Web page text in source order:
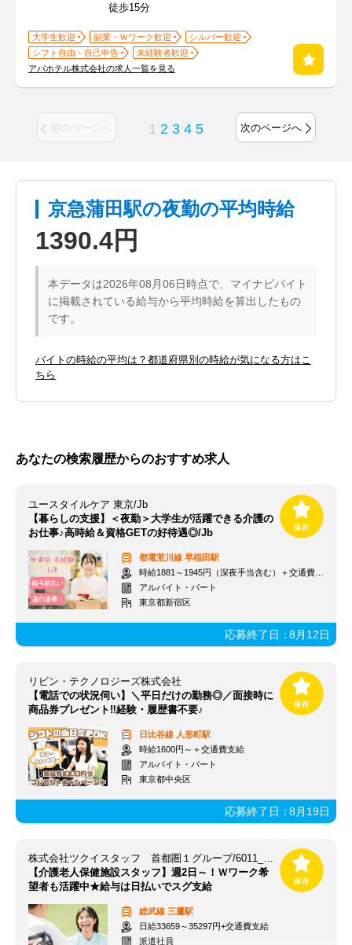
徒歩15分
大学生歓迎 副業・Ｗワーク歓迎
シルバー歓迎
シフト自由・自己申告
未経験者歓迎
アパホテル株式会社の求人一覧を見る
前のページへ 1 2 3 4 5 次のページへ
京急蒲田駅の夜勤の平均時給
1390.4円
本データは2026年08月06日時点で、マイナビバイト
に掲載されている給与から平均時給を算出したもの
です。
バイトの時給の平均は？都道府県別の時給が気になる方はこ
ちら
あなたの検索履歴からのおすすめ求人
ユースタイルケア 東京/Jb
【暮らしの支援】＜夜勤＞大学生が活躍できる介護の
お仕事♪高時給＆資格GETの好待遇◎/Jb
都電荒川線 早稲田駅
時給1881～1945円（深夜手当含む）＋交通費支給
アルバイト・パート
東京都新宿区
応募終了日：8月12日
リビン・テクノロジーズ株式会社
【電話での状況伺い】＼平日だけの勤務◎／面接時に
商品券プレゼント‼経験・履歴書不要♪
日比谷線 人形町駅
時給1600円～＋交通費支給
アルバイト・パート
東京都中央区
応募終了日：8月19日
株式会社ツクイスタッフ 首都圏１グループ/6011_330970
【介護老人保健施設スタッフ】週2日～！Ｗワーク希
望者も活躍中★給与は日払いでスグ支給
総武線 三鷹駅
日給33659～35297円+交通費支給
派遣社員